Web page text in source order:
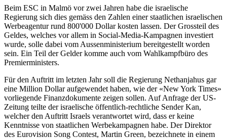
Beim ESC in Malmö vor zwei Jahren habe die israelische
Regierung sich dies gemäss den Zahlen einer staatlichen israelischen
Werbeagentur rund 800'000 Dollar kosten lassen. Der Grossteil des
Geldes, welches vor allem in Social-Media-Kampagnen investiert
wurde, solle dabei vom Aussenministerium bereitgestellt worden
sein. Ein Teil der Gelder komme auch vom Wahlkampfbüro des
Premierministers.
Für den Auftritt im letzten Jahr soll die Regierung Nethanjahus gar
eine Million Dollar aufgewendet haben, wie der «New York Times»
vorliegende Finanzdokumente zeigen sollen. Auf Anfrage der US-
Zeitung teilte der israelische öffentlich-rechtliche Sender Kan,
welcher den Auftritt Israels verantwortet wird, dass er keine
Kenntnisse von staatlichen Werbekampagnen habe. Der Direktor
des Eurovision Song Contest, Martin Green, bezeichnete in einem